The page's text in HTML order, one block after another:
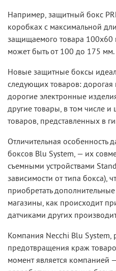
Например, защитный бокс
коробках с максимальной
защищаемого товара 100х60
может быть от 100 до 175 мм.
Новые защитные боксы
следующих товаров:
дорогие электронные
другие товары, в том числе
товаров, представленных в
Отличительная особенность
боксов Blu System, — их
съемными устройствами
зависимости от типа бокса),
приобретать
магазины, как происходит
датчиками других
Компания Necchi Blu System,
предотвращения краж
момент является компанией